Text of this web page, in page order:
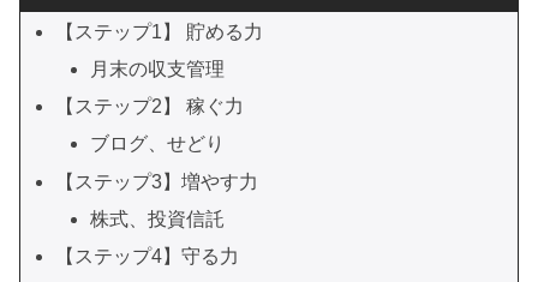
【ステップ1】 貯める力
月末の収支管理
【ステップ2】 稼ぐ力
ブログ、せどり
【ステップ3】増やす力
株式、投資信託
【ステップ4】守る力